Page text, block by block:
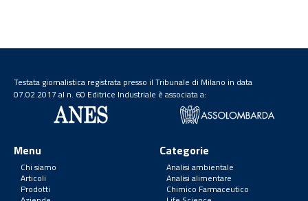
Testata giornalistica registrata presso il Tribunale di Milano in data
07.02.2017 al n. 60 Editrice Industriale è associata a:
Menu
Chi siamo
Articoli
Prodotti
Categorie
Analisi ambientale
Analisi alimentare
Chimico Farmaceutico